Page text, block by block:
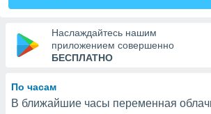
к этому
доступ
Наслаждайтесь нашим
приложением совершенно
БЕСПЛАТНО
По часам
В ближайшие часы переменная